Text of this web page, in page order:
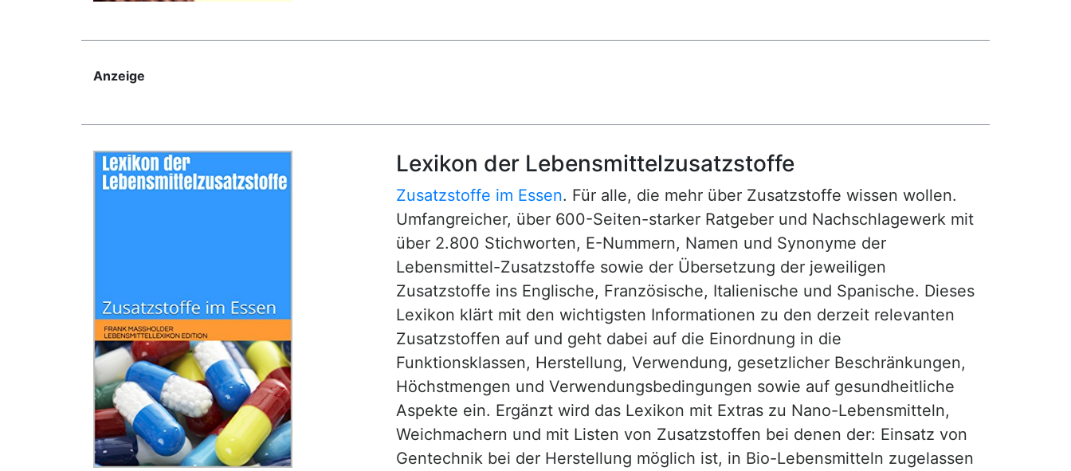
Anzeige
Lexikon der Lebensmittelzusatzstoffe
Zusatzstoffe im Essen. Für alle, die mehr über Zusatzstoffe wissen wollen.
Umfangreicher, über 600-Seiten-starker Ratgeber und Nachschlagewerk mit
über 2.800 Stichworten, E-Nummern, Namen und Synonyme der
Lebensmittel-Zusatzstoffe sowie der Übersetzung der jeweiligen
Zusatzstoffe ins Englische, Französische, Italienische und Spanische. Dieses
Lexikon klärt mit den wichtigsten Informationen zu den derzeit relevanten
Zusatzstoffen auf und geht dabei auf die Einordnung in die
Funktionsklassen, Herstellung, Verwendung, gesetzlicher Beschränkungen,
Höchstmengen und Verwendungsbedingungen sowie auf gesundheitliche
Aspekte ein. Ergänzt wird das Lexikon mit Extras zu Nano-Lebensmitteln,
Weichmachern und mit Listen von Zusatzstoffen bei denen der: Einsatz von
Gentechnik bei der Herstellung möglich ist, in Bio-Lebensmitteln zugelassen